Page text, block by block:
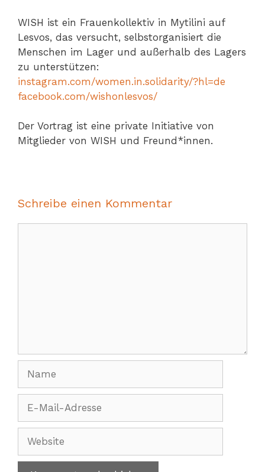
WISH ist ein Frauenkollektiv in Mytilini auf
Lesvos, das versucht, selbstorganisiert die
Menschen im Lager und außerhalb des Lagers
zu unterstützen:
instagram.com/women.in.solidarity/?hl=de
facebook.com/wishonlesvos/
Der Vortrag ist eine private Initiative von
Mitglieder von WISH und Freund*innen.
Schreibe einen Kommentar
Adresse
Website